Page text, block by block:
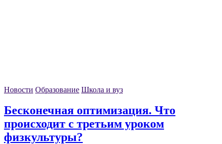
Новости Образование Школа и вуз
Бесконечная оптимизация. Что
происходит с третьим уроком
физкультуры?